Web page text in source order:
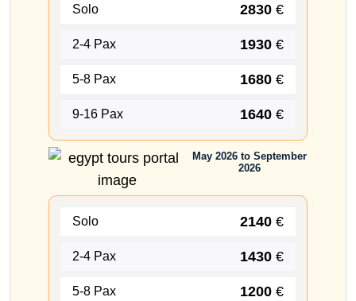
Solo 2830 €
2-4 Pax 1930 €
5-8 Pax 1680 €
9-16 Pax 1640 €
May 2026 to September
2026
Solo 2140 €
2-4 Pax 1430 €
5-8 Pax 1200 €